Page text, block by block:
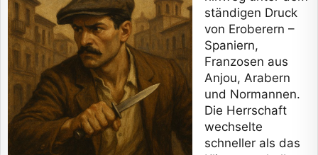
ständigen Druck
von Eroberern –
Spaniern,
Franzosen aus
Anjou, Arabern
und Normannen.
Die Herrschaft
wechselte
schneller als das